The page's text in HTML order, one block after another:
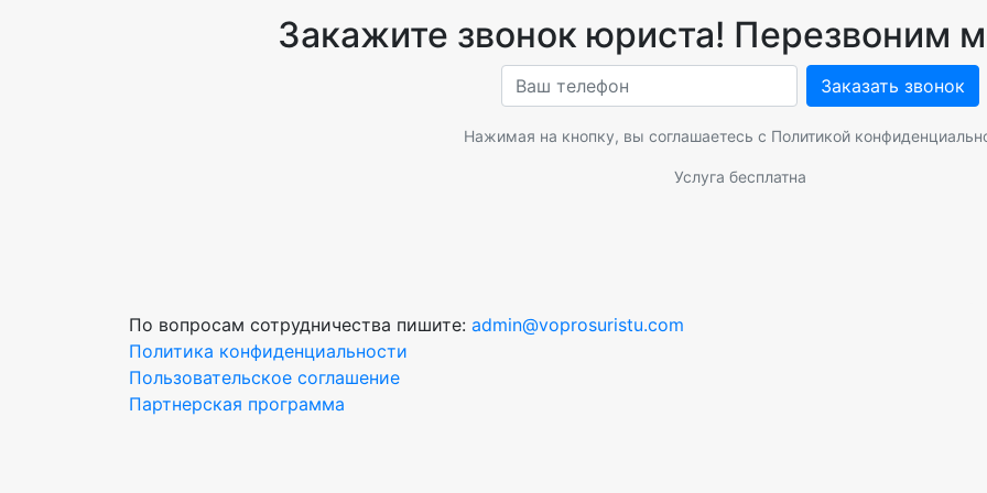
Закажите звонок юриста! Перезвоним
Заказать звонок
Нажимая на кнопку, вы соглашаетесь с Политикой
Услуга бесплатна
По вопросам сотрудничества пишите: admin@voprosuristu.com
Политика конфиденциальности
Пользовательское соглашение
Партнерская программа